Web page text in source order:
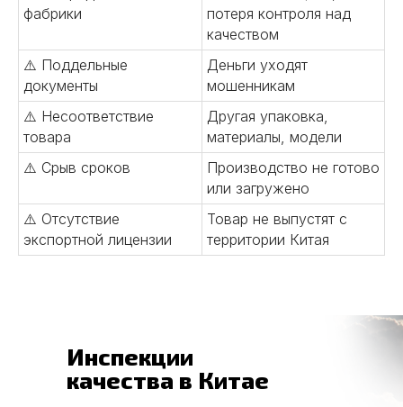
фабрики
потеря контроля над
качеством
⚠️ Поддельные
документы
Деньги уходят
мошенникам
⚠️ Несоответствие
товара
Другая упаковка,
материалы, модели
⚠️ Срыв сроков
Производство не готово
или загружено
⚠️ Отсутствие
экспортной лицензии
Товар не выпустят с
территории Китая
Инспекции
качества в Китае